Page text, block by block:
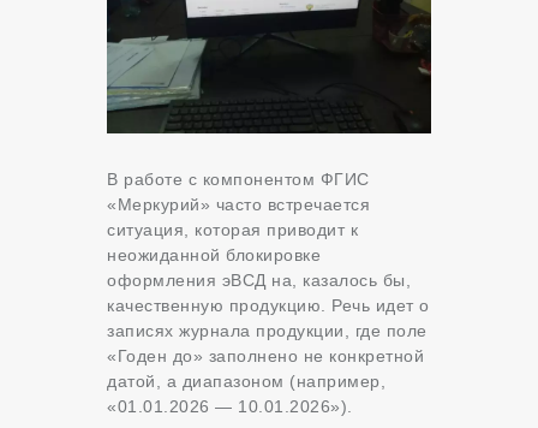
В работе с компонентом ФГИС
«Меркурий» часто встречается
ситуация, которая приводит к
неожиданной блокировке
оформления эВСД на, казалось бы,
качественную продукцию. Речь идет о
записях журнала продукции, где поле
«Годен до» заполнено не конкретной
датой, а диапазоном (например,
«01.01.2026 — 10.01.2026»).